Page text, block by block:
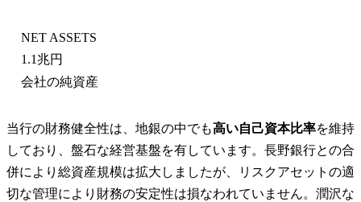
NET ASSETS
1.1兆円
会社の純資産
当行の財務健全性は、地銀の中でも高い自己資本比率を維持
しており、盤石な経営基盤を有しています。長野銀行との合
併により総資産規模は拡大しましたが、リスクアセットの適
切な管理により財務の安定性は損なわれていません。潤沢な